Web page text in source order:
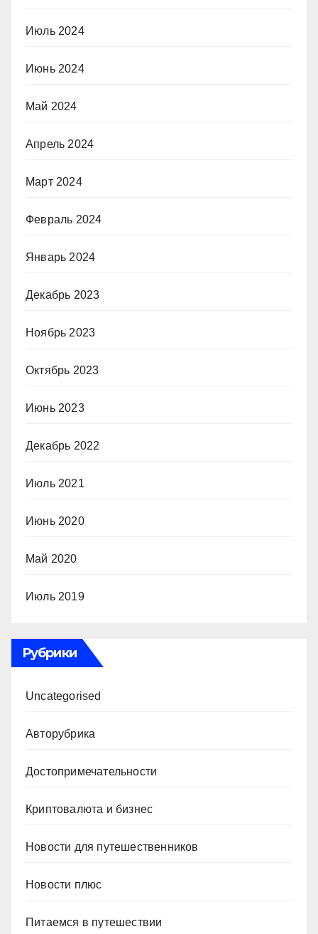
Июль 2024
Июнь 2024
Май 2024
Апрель 2024
Март 2024
Февраль 2024
Январь 2024
Декабрь 2023
Ноябрь 2023
Октябрь 2023
Июнь 2023
Декабрь 2022
Июль 2021
Июнь 2020
Май 2020
Июль 2019
Рубрики
Uncategorised
Авторубрика
Достопримечательности
Криптовалюта и бизнес
Новости для путешественников
Новости плюс
Питаемся в путешествии